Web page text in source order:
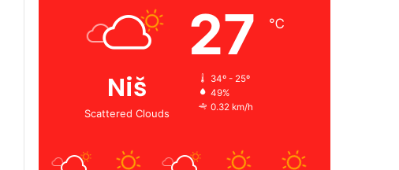
Niš
Scattered Clouds
27 ℃
34º - 25º
49%
0.32 km/h